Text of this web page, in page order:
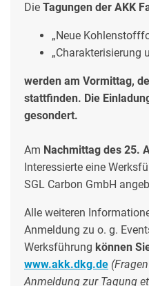
Die Tagungen der AKK
„Neue
„Charakterisierung
werden am Vormittag,
stattfinden. Die
gesondert.
Am Nachmittag des 25.
Interessierte eine
SGL Carbon GmbH
Alle weiteren
Anmeldung zu o. g.
Werksführung können
www.akk.dkg.de
Anmeldung zur Tagung